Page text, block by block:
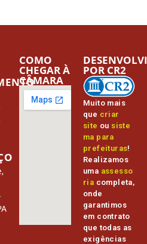
COMO
CHEGAR À
CÂMARA
Muito mais
que criar
site ou siste
ma para
prefeituras!
Realizamos
uma assesso
ria completa,
onde
garantimos
em contrato
que todas as
exigências
POR CR2